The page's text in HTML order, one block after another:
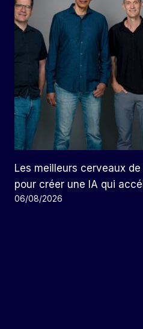
Les meilleurs cerveaux
pour créer une IA qui
06/08/2026